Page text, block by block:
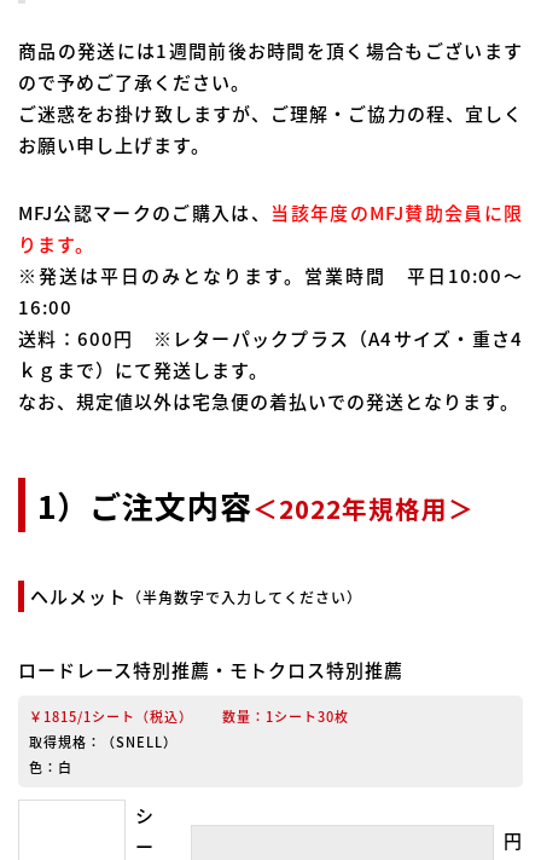
商品の発送には1週間前後お時間を頂く場合もございます
ので予めご了承ください。
ご迷惑をお掛け致しますが、ご理解・ご協力の程、宜しく
お願い申し上げます。
MFJ公認マークのご購入は、 当該年度のMFJ賛助会員に限
ります。
※発送は平日のみとなります。営業時間 平日10:00～
16:00
送料：600円 ※レターパックプラス（A4サイズ・重さ4
ｋｇまで）にて発送します。
なお、規定値以外は宅急便の着払いでの発送となります。
1）ご注文内容＜2022年規格用＞
ヘルメット （半角数字で入力してください）
ロードレース特別推薦・モトクロス特別推薦
￥1815/1シート（税込） 数量：1シート30枚
取得規格：（SNELL）
色：白
シ
ー
円